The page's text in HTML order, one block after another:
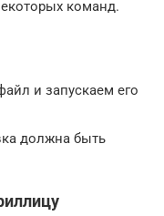
команд.
и запускаем его
должна быть